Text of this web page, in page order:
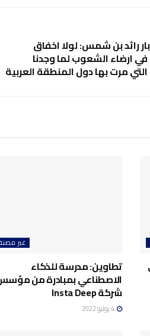
رائد بن شمس: لولا اخفاق
ارضاء الشعوب لما وجدنا
مرت بها دول المنطقة العربية
غير
تطاوين: مدرسة للذكاء
الاصطناعي بمبادرة من
شركة Insta Deep